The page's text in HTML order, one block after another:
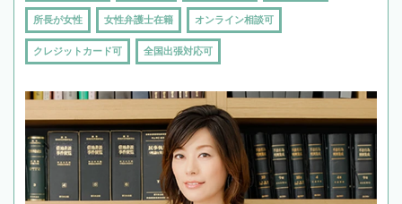
所長が女性 女性弁護士在籍 オンライン相談可
クレジットカード可 全国出張対応可